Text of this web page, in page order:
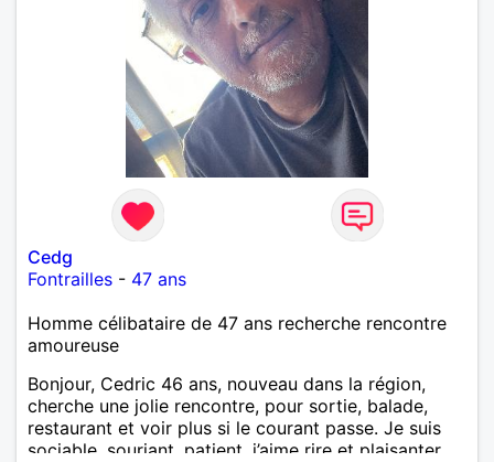
Cedg
Fontrailles - 47 ans
Homme célibataire de 47 ans recherche rencontre
amoureuse
Bonjour, Cedric 46 ans, nouveau dans la région,
cherche une jolie rencontre, pour sortie, balade,
restaurant et voir plus si le courant passe. Je suis
sociable, souriant, patient, j’aime rire et plaisanter..